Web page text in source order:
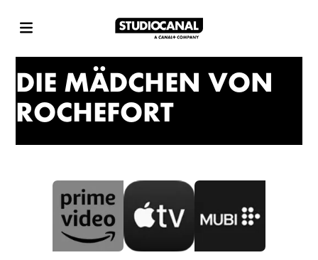
DIE MÄDCHEN VON
ROCHEFORT